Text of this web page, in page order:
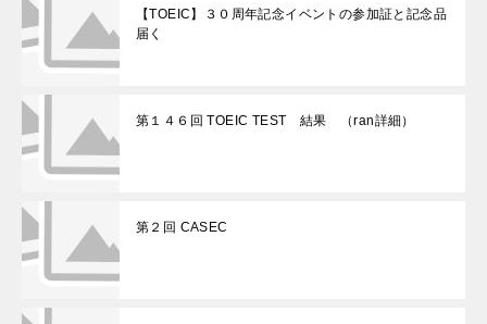
【TOEIC】３０周年記念イベントの参加証と記念品
届く
第１４６回 TOEIC TEST 結果 （ran詳細）
第２回 CASEC